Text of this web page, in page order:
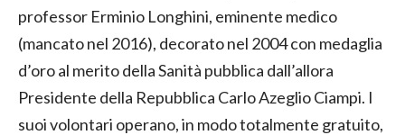
professor Erminio Longhini, eminente medico
(mancato nel 2016), decorato nel 2004 con medaglia
d’oro al merito della Sanità pubblica dall’allora
Presidente della Repubblica Carlo Azeglio Ciampi. I
suoi volontari operano, in modo totalmente gratuito,